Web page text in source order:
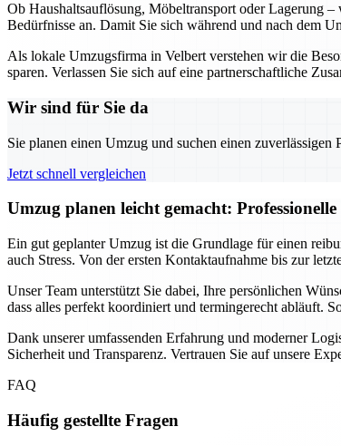
Ob Haushaltsauflösung, Möbeltransport oder Lagerung
Bedürfnisse an. Damit Sie sich während und nach dem
Als lokale Umzugsfirma in Velbert verstehen wir die
sparen. Verlassen Sie sich auf eine partnerschaftliche
Wir sind für Sie da
Sie planen einen Umzug und suchen einen
Jetzt schnell vergleichen
Umzug planen leicht gemacht:
Ein gut geplanter Umzug ist die Grundlage für einen
auch Stress. Von der ersten Kontaktaufnahme bis zur
Unser Team unterstützt Sie dabei, Ihre persönlichen
dass alles perfekt koordiniert und termingerecht abläuft.
Dank unserer umfassenden Erfahrung und moderner
Sicherheit und Transparenz. Vertrauen Sie auf unsere
FAQ
Häufig gestellte Fragen